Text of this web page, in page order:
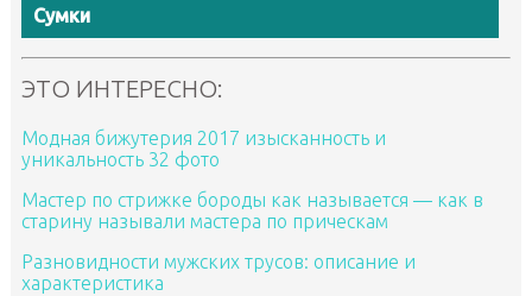
Сумки
ЭТО ИНТЕРЕСНО:
Модная бижутерия 2017 изысканность и
уникальность 32 фото
Мастер по стрижке бороды как называется — как в
старину называли мастера по прическам
Разновидности мужских трусов: описание и
характеристика